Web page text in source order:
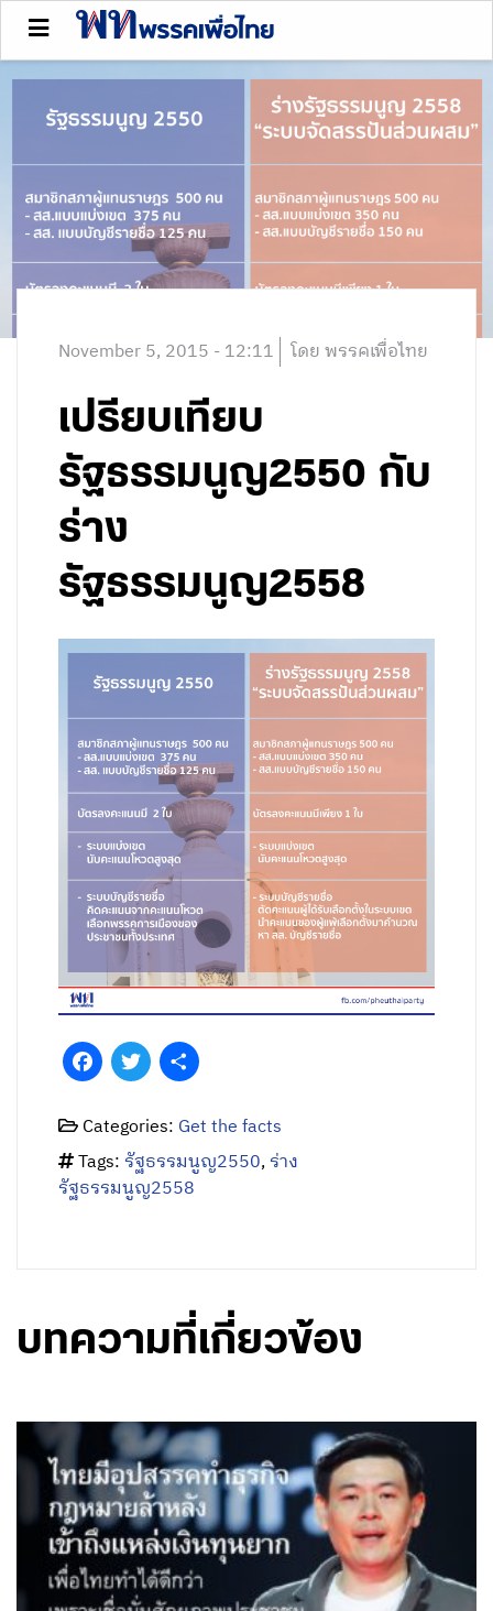
November 5, 2015 - 12:11 โดย พรรคเพื่อไทย
เปรียบเทียบ
รัฐธรรมนูญ2550 กับ
ร่าง
รัฐธรรมนูญ2558
FacebookTwitter
Categories: Get the facts
Tags:รัฐธรรมนูญ2550,ร่าง
รัฐธรรมนูญ2558
บทความที่เกี่ยวข้อง